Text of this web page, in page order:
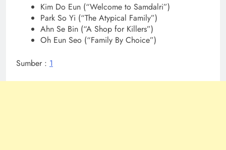
Kim Do Eun (“Welcome to Samdalri”)
Park So Yi (“The Atypical Family”)
Ahn Se Bin (“A Shop for Killers”)
Oh Eun Seo (“Family By Choice”)
Sumber : 1